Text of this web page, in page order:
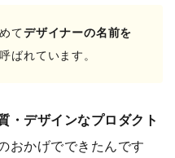
てデザイナーの名前を
ばれています。
・デザインなプロダクト
おかげでできたんです